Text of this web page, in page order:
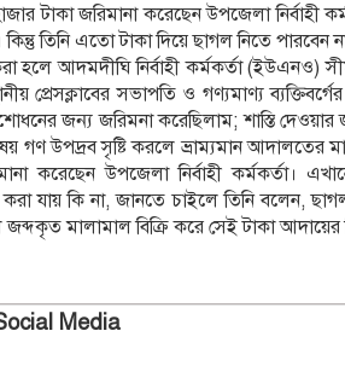
টাকা জরিমানা করেছেন উপজেলা নির্বাহী
তিনি এতো টাকা দিয়ে ছাগল নিতে পারবেন
হলে আদমদীঘি নির্বাহী কর্মকর্তা (ইউএনও)
প্রেসক্লাবের সভাপতি ও গণ্যমাণ্য
জন্য জরিমনা করেছিলাম; শাস্তি
গণ উপদ্রব সৃষ্টি করলে ভ্রাম্যমান আদালতের
করেছেন উপজেলা নির্বাহী কর্মকর্তা।
যায় কি না, জানতে চাইলে তিনি বলেন,
মালামাল বিক্রি করে সেই টাকা আদায়ের
Media